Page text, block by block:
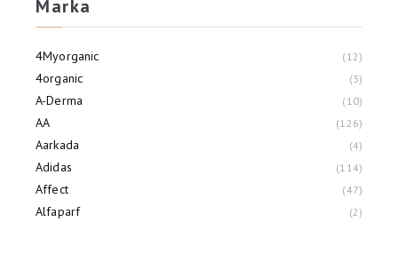
Marka
4Myorganic 12
4organic 3
A-Derma 10
AA 126
Aarkada 4
Adidas 114
Affect 47
Alfaparf 2